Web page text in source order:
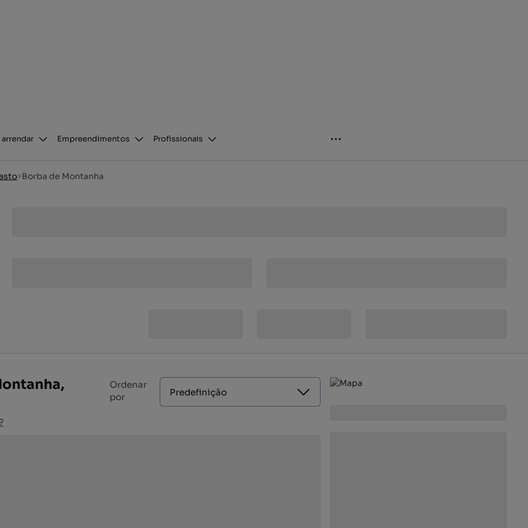
arrendar Empreendimentos Profissionais
Borba de Montanha
Ordenar
por
Predefinição